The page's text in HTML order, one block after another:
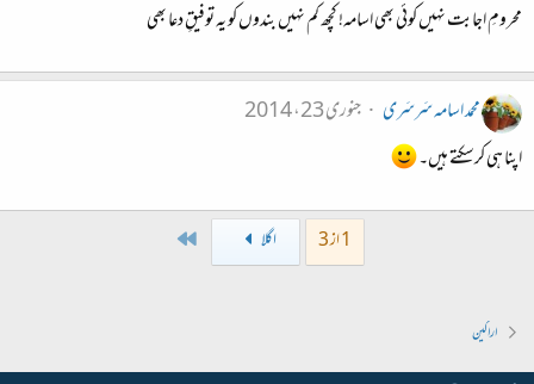
محرومِ اجابت نہیں کوئی بھی اسامہ! کچھ کم نہیں بندوں کو یہ توفیقِ دعا بھی
محمد اسامہ سَرسَری
جنوری 23، 2014
اپنا ہی کرسکتے ہیں۔
1 از 3 اگلا
اراکین